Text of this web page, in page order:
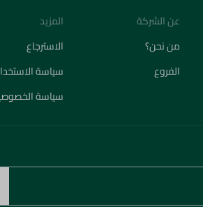
عن الشركة
من نحن؟
الفروع
المزيد
الاسترجاع
سياسة
سياسة